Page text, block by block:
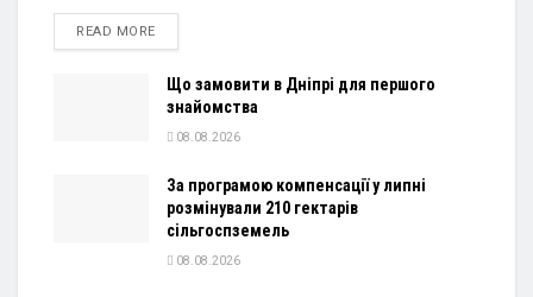
READ MOREDETAILS
Що замовити в Дніпрі для першого
знайомства
08.08.2026
За програмою компенсації у липні
розмінували 210 гектарів
сільгоспземель
08.08.2026